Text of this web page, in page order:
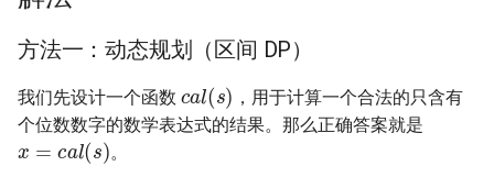
40. 最小的 k 个数
41. 数据流中的中位数
39. 直方图最大矩形面积
8.2. 迷路的机器人
8.3. 魔术索引
方法一：动态规划（区间 DP）
我们先设计一个函数
al s
，用于计算一个合法的只含有
个位数数字的数学表达式的结果。那么正确答案就是
x =cal(s)
。